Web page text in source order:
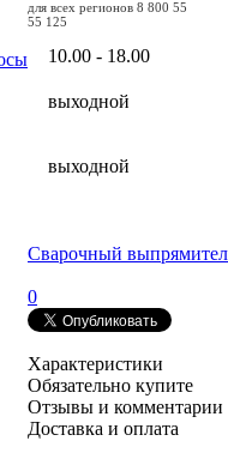
для всех регионов 8 800 55
55 125
10.00 - 18.00
выходной
выходной
Сварочный
0
Характеристики
Обязательно купите
Отзывы и комментарии
Доставка и оплата